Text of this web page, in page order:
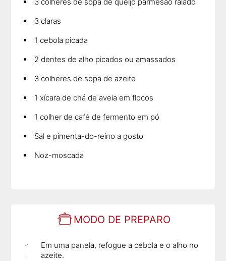
3 claras
1 cebola picada
2 dentes de alho picados ou amassados
3 colheres de sopa de azeite
1 xícara de chá de aveia em flocos
1 colher de café de fermento em pó
Sal e pimenta-do-reino a gosto
Noz-moscada
MODO DE PREPARO
Em uma panela, refogue a cebola e o alho no
azeite.